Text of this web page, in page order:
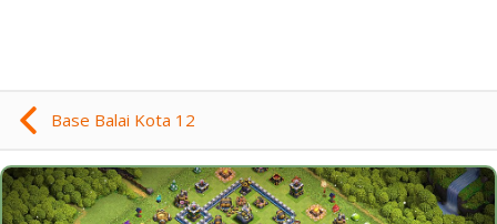
Base Balai Kota 12